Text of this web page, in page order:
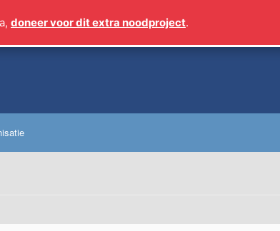
doneer voor dit extra noodproject.